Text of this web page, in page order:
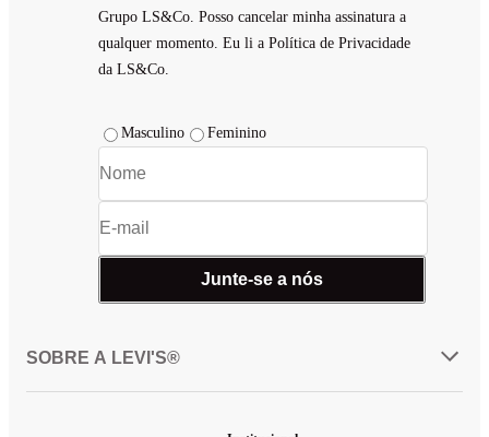
Grupo LS&Co. Posso cancelar minha assinatura a
qualquer momento. Eu li a Política de Privacidade
da LS&Co.
Masculino Feminino
Junte-se a nós
SOBRE A LEVI'S®